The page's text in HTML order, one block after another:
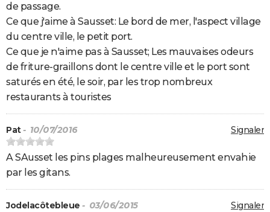
de passage.
Ce que j'aime à Sausset: Le bord de mer, l'aspect village
du centre ville, le petit port.
Ce que je n'aime pas à Sausset; Les mauvaises odeurs
de friture-graillons dont le centre ville et le port sont
saturés en été, le soir, par les trop nombreux
restaurants à touristes
Signaler
Pat- 10/07/2016
A SAusset les pins plages malheureusement envahie
par les gitans.
Signaler
Jodelacôtebleue - 03/06/2015